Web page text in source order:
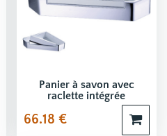
Panier à savon avec
raclette intégrée
66.18 €